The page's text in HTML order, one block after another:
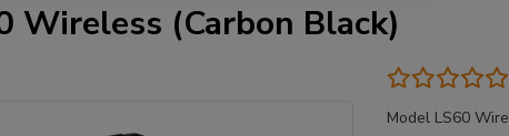
Wireless (Carbon Black)
Model LS60